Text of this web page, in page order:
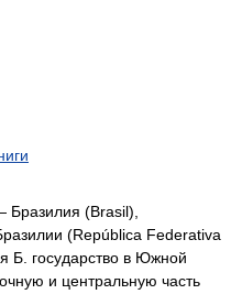
Бразилия (Brasil),
(República Federativa
Б. государство в Южной
и центральную часть